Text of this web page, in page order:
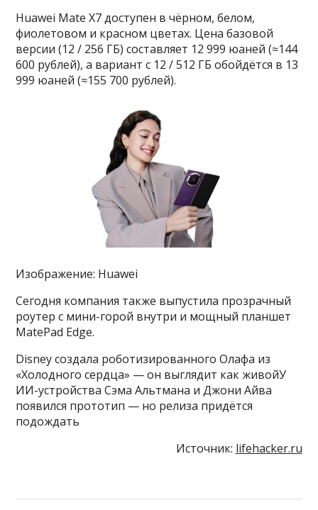
Huawei Mate X7 доступен в чёрном, белом,
фиолетовом и красном цветах. Цена базовой
версии (12 / 256 ГБ) составляет 12 999 юаней (≈144
600 рублей), а вариант с 12 / 512 ГБ обойдётся в 13
999 юаней (≈155 700 рублей).
Изображение: Huawei
Сегодня компания также выпустила прозрачный
роутер с мини-горой внутри и мощный планшет
MatePad Edge.
Disney создала роботизированного Олафа из
«Холодного сердца» — он выглядит как живойУ
ИИ-устройства Сэма Альтмана и Джони Айва
появился прототип — но релиза придётся
подождать
Источник: lifehacker.ru